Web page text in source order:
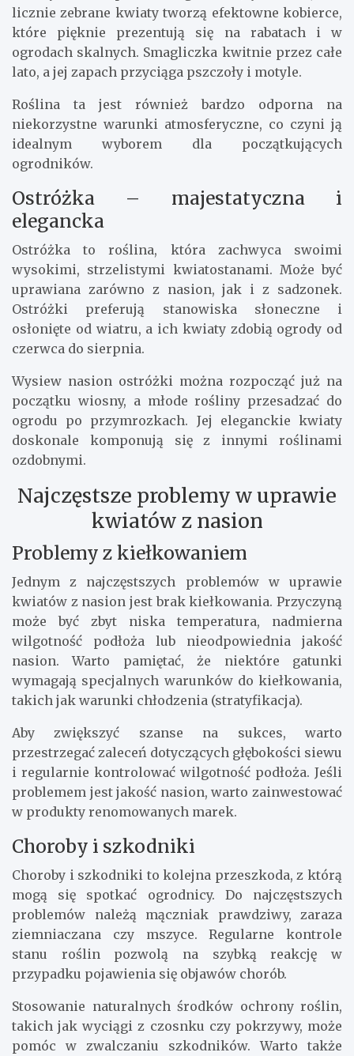
licznie zebrane kwiaty tworzą efektowne kobierce,
które pięknie prezentują się na rabatach i w
ogrodach skalnych. Smagliczka kwitnie przez całe
lato, a jej zapach przyciąga pszczoły i motyle.
Roślina ta jest również bardzo odporna na
niekorzystne warunki atmosferyczne, co czyni ją
idealnym wyborem dla początkujących
ogrodników.
Ostróżka – majestatyczna i
elegancka
Ostróżka to roślina, która zachwyca swoimi
wysokimi, strzelistymi kwiatostanami. Może być
uprawiana zarówno z nasion, jak i z sadzonek.
Ostróżki preferują stanowiska słoneczne i
osłonięte od wiatru, a ich kwiaty zdobią ogrody od
czerwca do sierpnia.
Wysiew nasion ostróżki można rozpocząć już na
początku wiosny, a młode rośliny przesadzać do
ogrodu po przymrozkach. Jej eleganckie kwiaty
doskonale komponują się z innymi roślinami
ozdobnymi.
Najczęstsze problemy w uprawie
kwiatów z nasion
Problemy z kiełkowaniem
Jednym z najczęstszych problemów w uprawie
kwiatów z nasion jest brak kiełkowania. Przyczyną
może być zbyt niska temperatura, nadmierna
wilgotność podłoża lub nieodpowiednia jakość
nasion. Warto pamiętać, że niektóre gatunki
wymagają specjalnych warunków do kiełkowania,
takich jak warunki chłodzenia (stratyfikacja).
Aby zwiększyć szanse na sukces, warto
przestrzegać zaleceń dotyczących głębokości siewu
i regularnie kontrolować wilgotność podłoża. Jeśli
problemem jest jakość nasion, warto zainwestować
w produkty renomowanych marek.
Choroby i szkodniki
Choroby i szkodniki to kolejna przeszkoda, z którą
mogą się spotkać ogrodnicy. Do najczęstszych
problemów należą mączniak prawdziwy, zaraza
ziemniaczana czy mszyce. Regularne kontrole
stanu roślin pozwolą na szybką reakcję w
przypadku pojawienia się objawów chorób.
Stosowanie naturalnych środków ochrony roślin,
takich jak wyciągi z czosnku czy pokrzywy, może
pomóc w zwalczaniu szkodników. Warto także